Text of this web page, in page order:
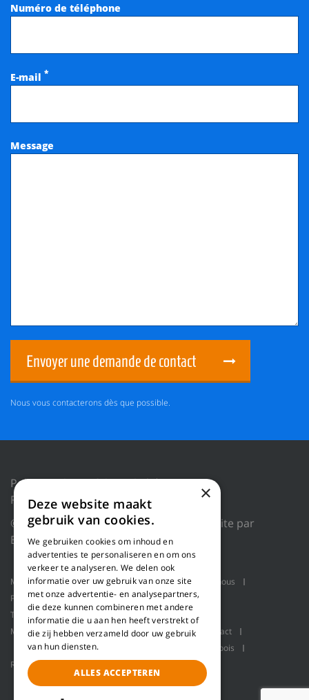
Numéro de téléphone
E-mail *
Message
Envoyer une demande de contact
Nous vous contacterons dès que possible.
Politique de confidentialité
Réinitialiser les cookies
© 2018 WILLEMS BALING EQUIPMENT |
Site par
Blue Dragon Digital Technology.
Machines Applications produit
Qui sommes-nous
Projets
Service
Ligne de rabotage
Transport en vrac
Presses à balles
Manutention robotisée
Pallet packaging
Contact
Ligne de raffinage pour la fabrication de fibre de bois
Refiner
×
Deze website maakt
gebruik van cookies.
We gebruiken cookies om inhoud en
advertenties te personaliseren en om ons
verkeer te analyseren. We delen ook
informatie over uw gebruik van onze site
met onze advertentie- en analysepartners,
die deze kunnen combineren met andere
informatie die u aan hen heeft verstrekt of
die zij hebben verzameld door uw gebruik
van hun diensten.
ALLES ACCEPTEREN